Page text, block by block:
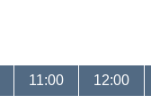
11:00 12:00